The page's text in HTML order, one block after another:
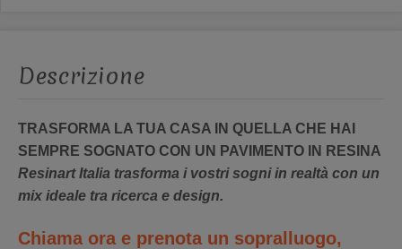
Descrizione
TRASFORMA LA TUA CASA IN QUELLA CHE HAI
SEMPRE SOGNATO CON UN PAVIMENTO IN RESINA
Resinart Italia trasforma i vostri sogni in realtà con un
mix ideale tra ricerca e design.
Chiama ora e prenota un sopralluogo,